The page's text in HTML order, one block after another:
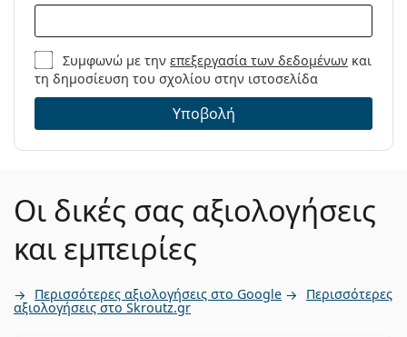
Συμφωνώ με τηνεπεξεργασία των δεδομένων και
τη δημοσίευση του σχολίου στην ιστοσελίδα
Υποβολή
Οι δικές σας αξιολογήσεις
και εμπειρίες
Περισσότερες αξιολογήσεις στο Google Περισσότερες
αξιολογήσεις στο Skroutz.gr